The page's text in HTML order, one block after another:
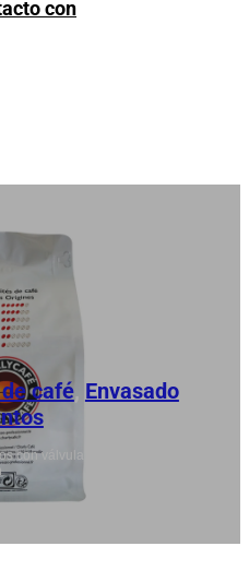
con
café, Envasado
con válvula de